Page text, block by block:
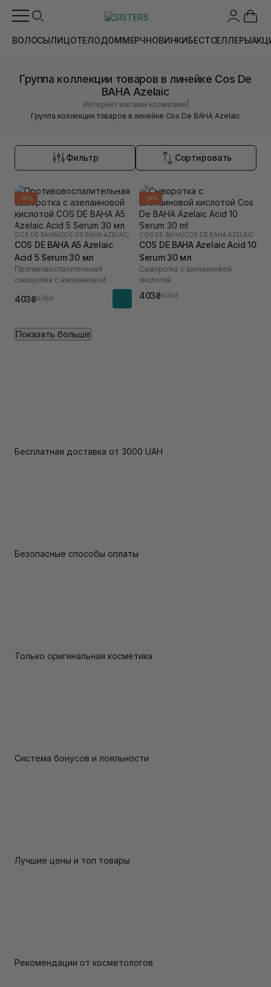
ВОЛОСЫЛИЦОТЕЛОДОММЕРЧНОВИНКИБЕСТСЕЛЛЕРЫ
Группа коллекции товаров в линейке Cos De
BAHA Azelaic
Интернет магазин косметики
Группа коллекции товаров в линейке Cos De BAHA Azelaic
Фильтр Сортировать
-30%
COS DE BAHA COS DE BAHA AZELAIC
COS DE BAHA A5 Azelaic
Acid 5 Serum 30 мл
Противовоспалительная
сыворотка с азелаиновой
403₴575₴
-30%
COS DE BAHA COS DE BAHA AZELAIC
COS DE BAHA Azelaic Acid 10
Serum 30 мл
Сыворотка с азелаиновой
кислотой
403₴575₴
Показать больше
Бесплатная доставка от 3000 UAH
Безопасные способы оплаты
Только оригинальная косметика
Система бонусов и лояльности
Лучшие цены и топ товары
Рекомендации от косметологов